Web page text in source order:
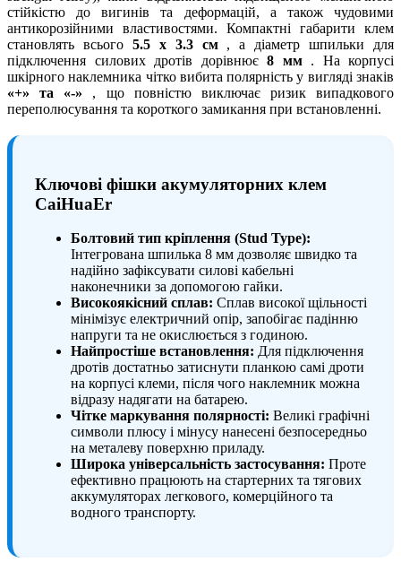
стійкістю до вигинів та деформацій, а також чудовими
антикорозійними властивостями. Компактні габарити клем
становлять всього 5.5 x 3.3 см, а діаметр шпильки для
підключення силових дротів дорівнює 8 мм. На корпусі
шкірного наклемника чітко вибита полярність у вигляді знаків
«+» та «-» , що повністю виключає ризик випадкового
переполюсування та короткого замикання при встановленні.
Ключові фішки акумуляторних клем
CaiHuaEr
Болтовий тип кріплення (Stud Type):
Інтегрована шпилька 8 мм дозволяє швидко та
надійно зафіксувати силові кабельні
наконечники за допомогою гайки.
Високоякісний сплав: Сплав високої щільності
мінімізує електричний опір, запобігає падінню
напруги та не окислюється з годиною.
Найпростіше встановлення: Для підключення
дротів достатньо затиснути планкою самі дроти
на корпусі клеми, після чого наклемник можна
відразу надягати на батарею.
Чітке маркування полярності: Великі графічні
символи плюсу і мінусу нанесені безпосередньо
на металеву поверхню приладу.
Широка універсальність застосування: Проте
ефективно працюють на стартерних та тягових
аккумуляторах легкового, комерційного та
водного транспорту.